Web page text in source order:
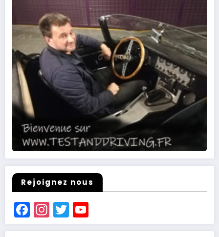
Rejoignez nous
Facebook
Instagram
Twitter
Channel